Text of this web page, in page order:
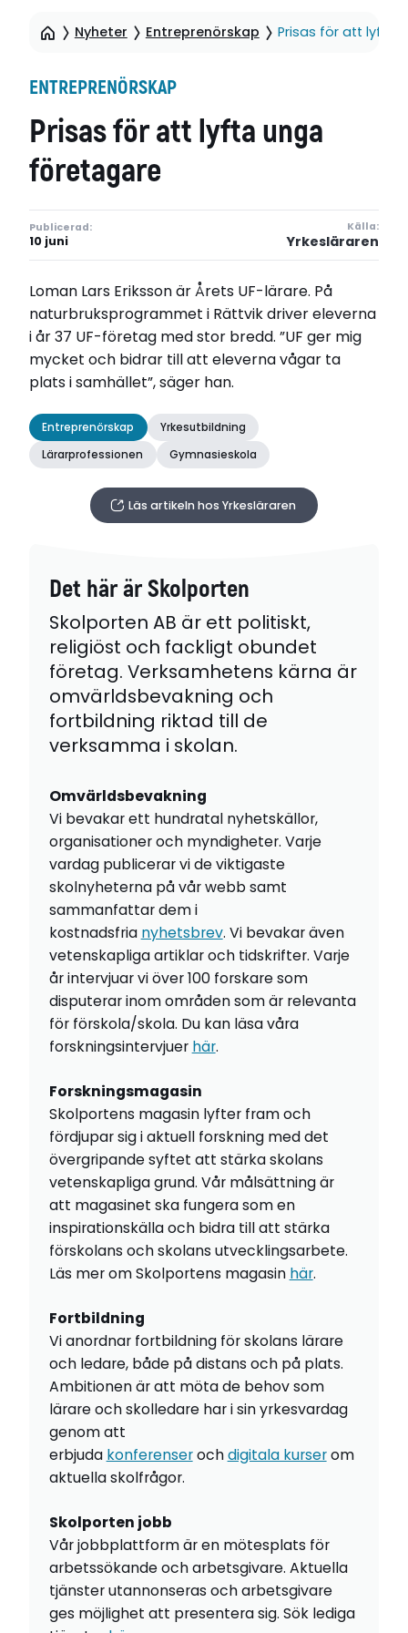
Nyheter Entreprenörskap Prisas för att lyfta
ENTREPRENÖRSKAP
Prisas för att lyfta unga
företagare
Publicerad:
10 juni
Källa:
Yrkesläraren
Loman Lars Eriksson är Årets UF-lärare. På
naturbruksprogrammet i Rättvik driver eleverna
i år 37 UF-företag med stor bredd. ”UF ger mig
mycket och bidrar till att eleverna vågar ta
plats i samhället”, säger han.
Entreprenörskap
Yrkesutbildning
Lärarprofessionen
Gymnasieskola
Läs artikeln hos Yrkesläraren
Det här är Skolporten
Skolporten AB är ett politiskt,
religiöst och fackligt obundet
företag. Verksamhetens kärna är
omvärldsbevakning och
fortbildning riktad till de
verksamma i skolan.
Omvärldsbevakning
Vi bevakar ett hundratal nyhetskällor,
organisationer och myndigheter. Varje
vardag publicerar vi de viktigaste
skolnyheterna på vår webb samt
sammanfattar dem i
kostnadsfria nyhetsbrev. Vi bevakar även
vetenskapliga artiklar och tidskrifter. Varje
år intervjuar vi över 100 forskare som
disputerar inom områden som är relevanta
för förskola/skola. Du kan läsa våra
forskningsintervjuer här.
Forskningsmagasin
Skolportens magasin lyfter fram och
fördjupar sig i aktuell forskning med det
övergripande syftet att stärka skolans
vetenskapliga grund. Vår målsättning är
att magasinet ska fungera som en
inspirationskälla och bidra till att stärka
förskolans och skolans utvecklingsarbete.
Läs mer om Skolportens magasin här.
Fortbildning
Vi anordnar fortbildning för skolans lärare
och ledare, både på distans och på plats.
Ambitionen är att möta de behov som
lärare och skolledare har i sin yrkesvardag
genom att
erbjuda konferenserochdigitala kurserom
aktuella skolfrågor.
Skolporten jobb
Vår jobbplattform är en mötesplats för
arbetssökande och arbetsgivare. Aktuella
tjänster utannonseras och arbetsgivare
ges möjlighet att presentera sig. Sök lediga